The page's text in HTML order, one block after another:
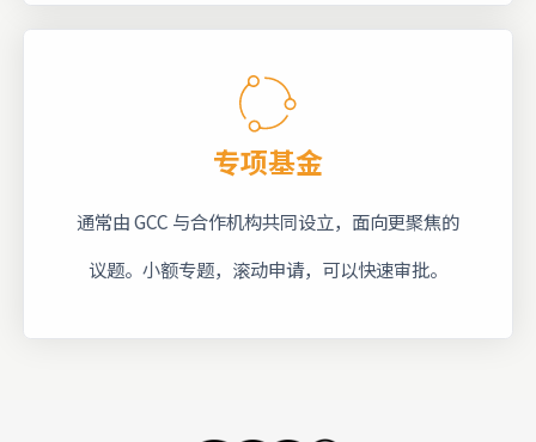
专项基金
通常由 GCC 与合作机构共同设立，面向更聚焦的
议题。小额专题，滚动申请，可以快速审批。